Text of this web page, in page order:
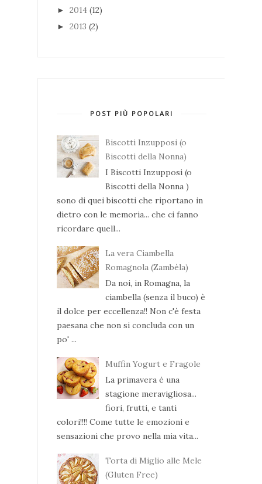
► 2014 (12)
► 2013 (2)
POST PIÙ POPOLARI
Biscotti Inzupposi (o
Biscotti della Nonna)
I Biscotti Inzupposi (o
Biscotti della Nonna )
sono di quei biscotti che riportano in
dietro con le memoria... che ci fanno
ricordare quell...
La vera Ciambella
Romagnola (Zambèla)
Da noi, in Romagna, la
ciambella (senza il buco) è
il dolce per eccellenza!! Non c'è festa
paesana che non si concluda con un
po' ...
Muffin Yogurt e Fragole
La primavera è una
stagione meravigliosa...
fiori, frutti, e tanti
colori!!!! Come tutte le emozioni e
sensazioni che provo nella mia vita...
Torta di Miglio alle Mele
(Gluten Free)